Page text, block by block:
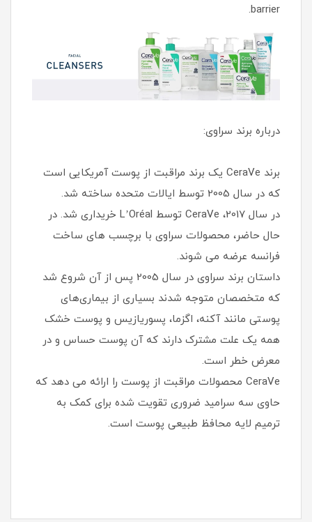
barrier.
درباره برند سراوی:
برند CeraVe یک برند مراقبت از پوست آمریکایی است
که در سال 2005 توسط ایالات متحده ساخته شد.
در سال 2017، CeraVe توسط L’Oréal خریداری شد. در
حال حاضر، محصولات سراوی با برچسب های ساخت
فرانسه عرضه می شوند.
داستان برند سراوی در سال 2005 پس از آن شروع شد
که متخصصان متوجه شدند بسیاری از بیماری‌های
پوستی مانند آکنه، اگزما، پسوریازیس و پوست خشک
همه یک علت مشترک دارند که آن پوست حساس و در
معرض خطر است.
CeraVe محصولات مراقبت از پوست را ارائه می دهد که
حاوی سه سرامید ضروری تقویت شده برای کمک به
ترمیم لایه محافظ طبیعی پوست است.